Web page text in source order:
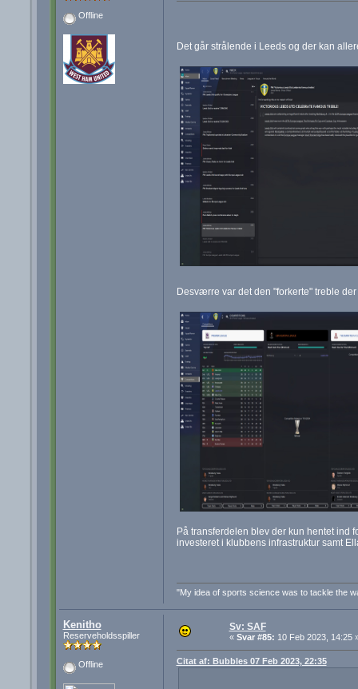
Offline
Det går strålende i Leeds og der kan
Desværre var det den "forkerte" treble
På transferdelen blev der kun hentet ind
investeret i klubbens infrastruktur samt
"My idea of sports science was to tackle the
Kenitho
Reserveholdsspiller
Offline
Sv: SAF
« Svar #85: 10 Feb 2023, 14:25
Citat af: Bubbles 07 Feb 2023, 22:35